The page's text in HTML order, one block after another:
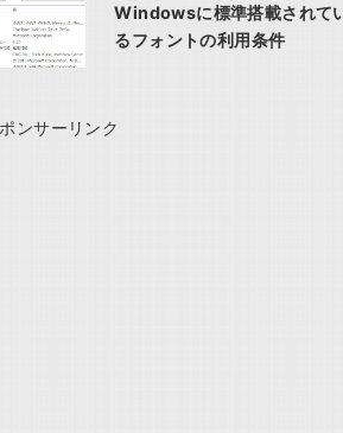
Windowsに標準搭載されて
るフォントの利用条件
ンサーリンク